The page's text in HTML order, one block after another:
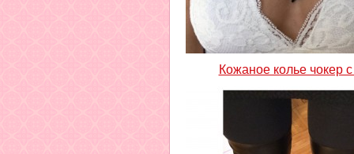
Кожаное колье чокер